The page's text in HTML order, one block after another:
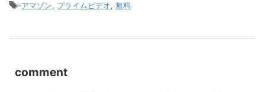
-アマゾン, プライムビデオ, 無料
comment